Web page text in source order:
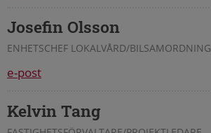
Josefin Olsson
ENHETSCHEF LOKALVÅRD/BILSAMORDNING
e-post
Kelvin Tang